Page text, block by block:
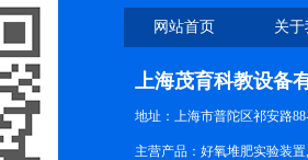
网站首页 关
上海茂育科教设备
地址：上海市普陀区祁安路
主营产品：好氧堆肥实验装